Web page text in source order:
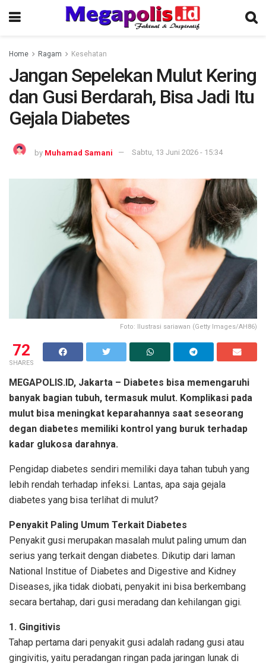
Home Ragam Kesehatan
Jangan Sepelekan Mulut Kering
dan Gusi Berdarah, Bisa Jadi Itu
Gejala Diabetes
by Muhamad Samani Sabtu, 13 Juni 2026 - 15:34
Foto: Ilustrasi sariawan (Getty Images/AH86)
72
SHARES
MEGAPOLIS.ID, Jakarta – Diabetes bisa memengaruhi
banyak bagian tubuh, termasuk mulut. Komplikasi pada
mulut bisa meningkat keparahannya saat seseorang
degan diabetes memiliki kontrol yang buruk terhadap
kadar glukosa darahnya.
Pengidap diabetes sendiri memiliki daya tahan tubuh yang
lebih rendah terhadap infeksi. Lantas, apa saja gejala
diabetes yang bisa terlihat di mulut?
Penyakit Paling Umum Terkait Diabetes
Penyakit gusi merupakan masalah mulut paling umum dan
serius yang terkait dengan diabetes. Dikutip dari laman
National Institue of Diabetes and Digestive and Kidney
Diseases, jika tidak diobati, penyakit ini bisa berkembang
secara bertahap, dari gusi meradang dan kehilangan gigi.
1. Gingitivis
Tahap pertama dari penyakit gusi adalah radang gusi atau
gingivitis, yaitu peradangan ringan pada jaringan lunak di